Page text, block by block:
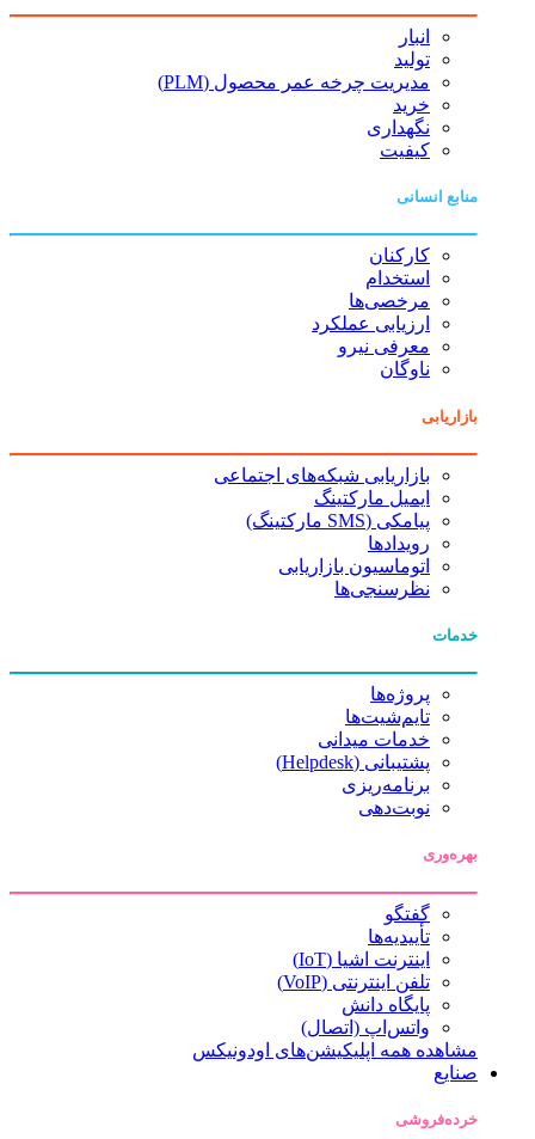
انبار
تولید
مدیریت چرخه عمر محصول (PLM)
خرید
نگهداری
کیفیت
منابع انسانی
کارکنان
استخدام
مرخصی‌ها
ارزیابی عملکرد
معرفی نیرو
ناوگان
بازاریابی
بازاریابی شبکه‌های اجتماعی
ایمیل مارکتینگ
پیامکی (SMS مارکتینگ)
رویدادها
اتوماسیون بازاریابی
نظرسنجی‌ها
خدمات
پروژه‌ها
تایم‌شیت‌ها
خدمات میدانی
پشتیبانی (Helpdesk)
برنامه‌ریزی
نوبت‌دهی
بهره‌وری
گفتگو
تأییدیه‌ها
اینترنت اشیا (IoT)
تلفن اینترنتی (VoIP)
پایگاه دانش
واتس‌اپ (اتصال)
مشاهده همه اپلیکیشن‌های اودونیکس
صنایع
خرده‌فروشی